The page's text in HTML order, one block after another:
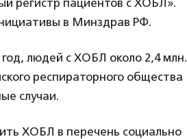
регистр пациентов с ХОБЛ».
в Минздрав РФ.
год, людей с ХОБЛ около 2,4 млн.
респираторного общества
случаи.
ХОБЛ в перечень социально